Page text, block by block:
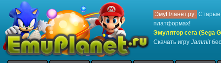
ЭмуПланет.ру: Старые
платформах!
Эмулятор сега (Sega
Скачать игру Jammit